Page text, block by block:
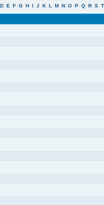
D E F G H I J K L M N O P Q R S T